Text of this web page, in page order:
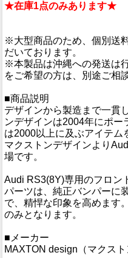
★在庫1点のみあります★
※大型商品のため、個別送
だいております。
※本製品は沖縄への発送は
をご希望の方は、別途ご相
■商品説明
デザインから製造まで一貫
ンデザインは2004年にポー
は2000以上に及ぶアイテム
マクストンデザインより
場です。
Audi RS3(8Y)専用のフロン
パーツは、純正バンパーに
で、精悍な印象を高めます
のみとなります。
■メーカー
MAXTON design（マクスト